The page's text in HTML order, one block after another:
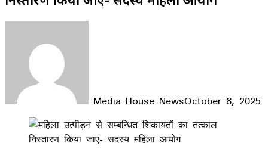
Media House NewsOctober 8, 2025
Facebook
LinkedIn
WhatsApp
Telegram